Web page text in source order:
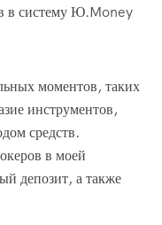
в систему Ю.Money
моментов, таких
инструментов,
средств.
в моей
депозит, а также